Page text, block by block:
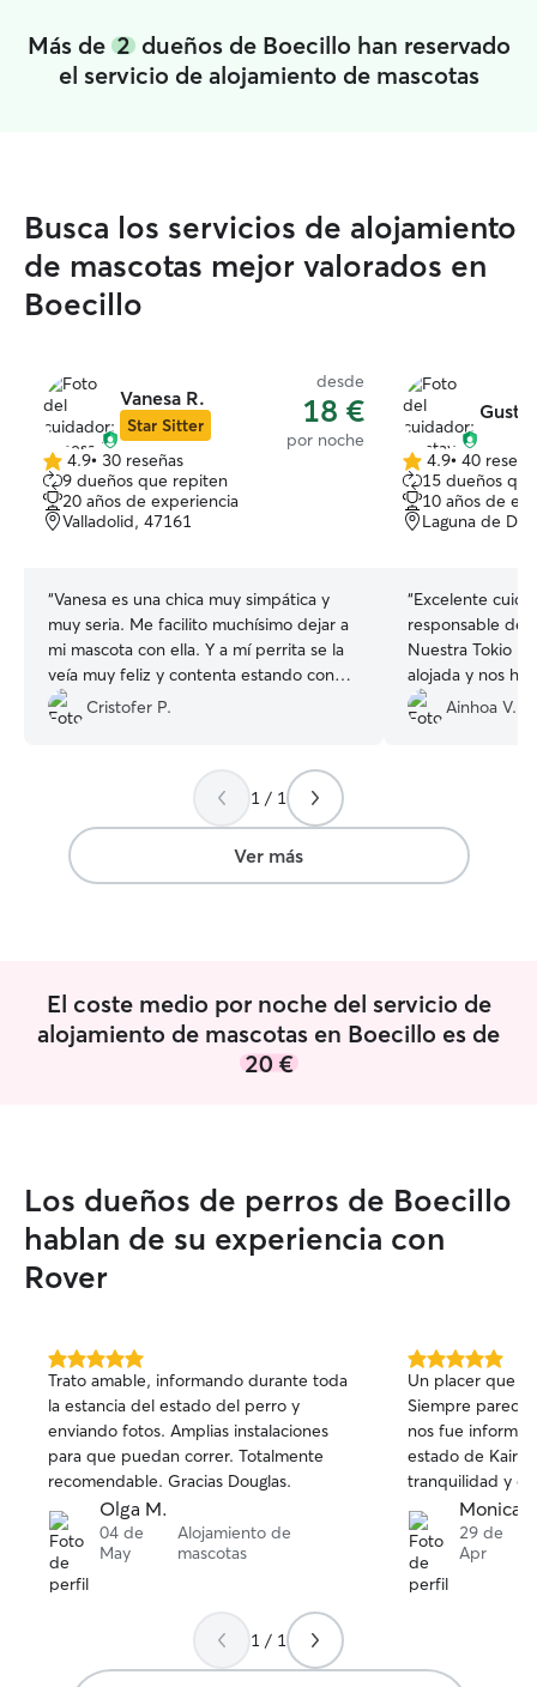
Más de 2dueños de Boecillo han reservado
el servicio de alojamiento de mascotas
Busca los servicios de alojamiento
de mascotas mejor valorados en
Boecillo
Vanesa R.
Star Sitter
desde
18 €
por noche
4.9
de
5
estrellas
4.9• 30 reseñas
9 dueños que repiten
20 años de experiencia
Valladolid, 47161
“Vanesa es una chica muy simpática y
muy seria. Me facilito muchísimo dejar a
mi mascota con ella. Y a mí perrita se la
veía muy feliz y contenta estando con
ella.
Cristofer P.
4.9
de
5
estrellas
4.9• 40
15 dueños
10 años de
Laguna de
“Excelente
responsable de
Nuestra Tokio
alojada y nos
su estancia.
buenos
Ainhoa V.
1 / 1
Ver más
El coste medio por noche del servicio de
alojamiento de mascotas en Boecillo es de
20 €
Los dueños de perros de Boecillo
hablan de su experiencia con
Rover
5.0
de
5
estrellas
Trato amable, informando durante toda
la estancia del estado del perro y
enviando fotos. Amplias instalaciones
para que puedan correr. Totalmente
recomendable. Gracias Douglas.
Olga M.
04 de
May
Alojamiento de
mascotas
5.0
de
5
estrellas
Un placer que
Siempre parece
nos fue
estado de Kaira
tranquilidad y
Monica
29 de
Apr
1 / 1